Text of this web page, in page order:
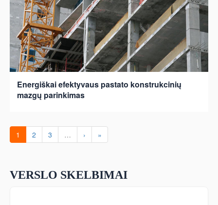
Energiškai efektyvaus pastato konstrukcinių
mazgų parinkimas
1 2 3 … › »
VERSLO SKELBIMAI